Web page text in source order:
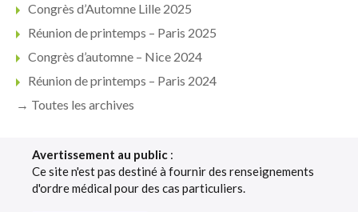
Congrès d’Automne Lille 2025
Réunion de printemps – Paris 2025
Congrès d’automne – Nice 2024
Réunion de printemps – Paris 2024
→ Toutes les archives
Avertissement au public :
Ce site n'est pas destiné à fournir des renseignements
d'ordre médical pour des cas particuliers.